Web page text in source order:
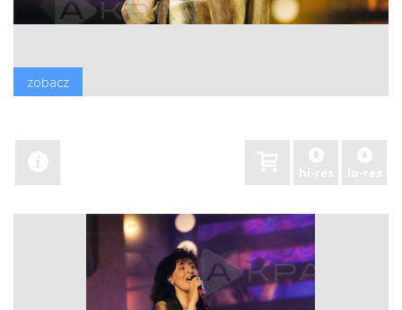
zobacz
hi-res lo-res